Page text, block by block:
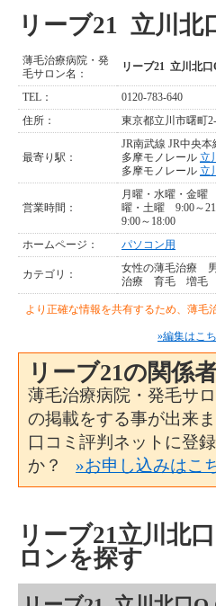
リーブ21 立川北
薄毛治療病院・発
毛サロン名：
リーブ21 立川北口
TEL：
0120-783-640
住所：
東京都立川市曙町
最寄り駅：
JR南武線 JR中央本
多摩モノレール 立
多摩モノレール 立
営業時間：
月曜・水曜・金
曜・土曜 9:00～
9:00～18:00
ホームページ：
パソコン用
カテゴリ： 女性の薄毛治療
治療
育毛 増毛
より正確な情報を共有するため、薄毛
»編集はこ
リーブ21の関係
薄毛治療病院・発毛サ
の掲載をする事が出来ま
口コミ評判ネットに登
か？ »お申し込みはこ
リーブ21立川北
ロンを探す